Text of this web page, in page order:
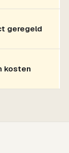
geregeld
kosten